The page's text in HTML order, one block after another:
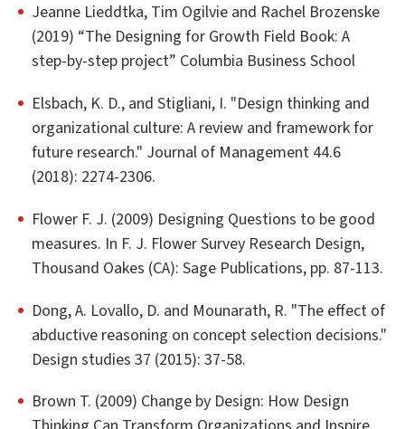
Jeanne Lieddtka, Tim Ogilvie and Rachel Brozenske
(2019) “The Designing for Growth Field Book: A
step-by-step project” Columbia Business School
Elsbach, K. D., and Stigliani, I. "Design thinking and
organizational culture: A review and framework for
future research." Journal of Management 44.6
(2018): 2274-2306.
Flower F. J. (2009) Designing Questions to be good
measures. In F. J. Flower Survey Research Design,
Thousand Oakes (CA): Sage Publications, pp. 87-113.
Dong, A. Lovallo, D. and Mounarath, R. "The effect of
abductive reasoning on concept selection decisions."
Design studies 37 (2015): 37-58.
Brown T. (2009) Change by Design: How Design